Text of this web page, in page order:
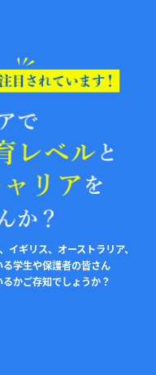
ギリス、オーストラリア、
学生や保護者の皆さん
かご存知でしょうか？